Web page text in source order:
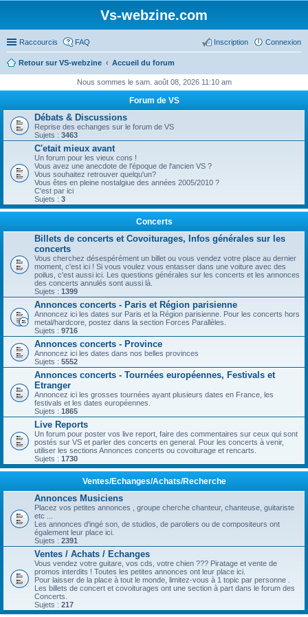
Vs-webzine.com
Raccourcis FAQ Connexion
Inscription
Retour sur VS-webzine Accueil du forum
Nous sommes le sam. août 08, 2026 11:10 am
Forum de VS
Débats & Discussions
Reprise des echanges sur le forum de VS
Sujets : 3463
C'etait mieux avant
Un forum pour les vieux cons !
Vous avez une anecdote de l'époque de l'ancien VS ?
Vous souhaitez retrouver quelqu'un?
Vous êtes en pleine nostalgiue des années 2005/2010 ?
C'est par ici
Sujets : 3
Concerts
Billets de concerts et Covoiturages, Infos générales sur les
concerts
Vous cherchez désespérément un billet ou vous vendez votre place au dernier
moment, c'est ici ! Si vous voulez vous entasser dans une voiture avec des
poilus, c'est aussi ici. Les questions générales sur les concerts et les annonces
des concerts annulés sont aussi là.
Sujets : 1399
Annonces concerts - Paris et Région parisienne
Annoncez ici les dates sur Paris et la Région parisienne. Pour les concerts hors
metal/hardcore, postez dans la section Forces Parallèles.
Sujets : 9716
Annonces concerts - Province
Annoncez ici les dates dans nos belles provinces
Sujets : 5552
Annonces concerts - Tournées européennes, Festivals et
Etranger
Annoncez ici les grosses tournées ayant plusieurs dates en France, les
festivals et les dates européennes.
Sujets : 1865
Live Reports
Un forum pour poster vos live report, faire des commentaires sur ceux qui sont
postés sur VS et parler des concerts en general. Pour les concerts à venir,
utiliser les sections Annonces concerts ou covoiturage et rencarts.
Sujets : 1730
Ventes/Echanges/Achats/Recherche
Annonces Musiciens
Placez vos petites annonces , groupe cherche chanteur, chanteuse, guitariste
etc ...
Les annonces d'ingé son, de studios, de paroliers ou de compositeurs ont
également leur place ici.
Sujets : 2391
Ventes / Achats / Echanges
Vous vendez votre guitare, vos cds, votre chien ??? Piratage et vente de
promos interdits ! Toutes les petites annonces ont leur place ici.
Pour laisser de la place à tout le monde, limitez-vous à 1 topic par personne .
Les billets de concert et covoiturages ont une section à part dans le forum des
Concerts.
Sujets : 217